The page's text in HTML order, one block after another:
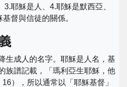
耶穌是人、4.耶穌是默西亞、
督與信徒的關係。
生成人的名字。耶穌是人名，基
族譜記載，「瑪利亞生耶穌，他
），所以通常以「耶穌基督」